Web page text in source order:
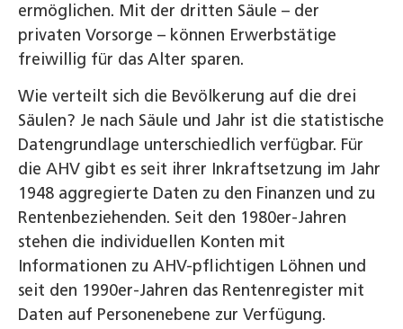
ermöglichen. Mit der dritten Säule – der
privaten Vorsorge – können Erwerbstätige
freiwillig für das Alter sparen.
Wie verteilt sich die Bevölkerung auf die drei
Säulen? Je nach Säule und Jahr ist die statistische
Datengrundlage unterschiedlich verfügbar. Für
die AHV gibt es seit ihrer Inkraftsetzung im Jahr
1948 aggregierte Daten zu den Finanzen und zu
Rentenbeziehenden. Seit den 1980er-Jahren
stehen die individuellen Konten mit
Informationen zu AHV-pflichtigen Löhnen und
seit den 1990er-Jahren das Rentenregister mit
Daten auf Personenebene zur Verfügung.